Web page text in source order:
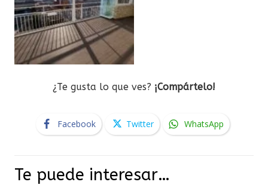
¿Te gusta lo que ves? ¡Compártelo!
Facebook Twitter WhatsApp
Te puede interesar…